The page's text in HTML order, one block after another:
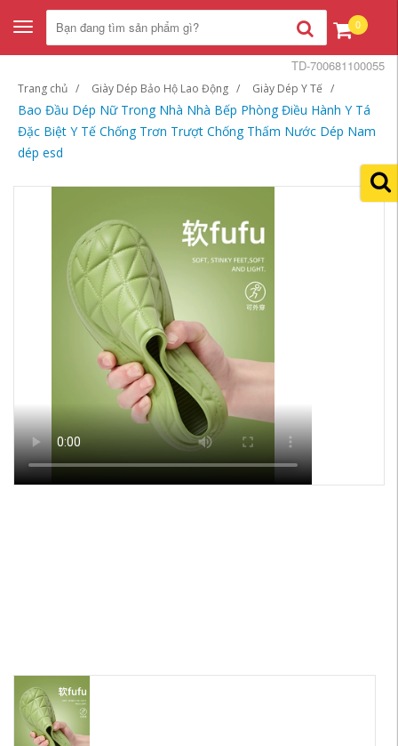
Toggle
navigation
0
Trang chủ Giày Dép Bảo Hộ Lao Động Giày Dép Y Tế
Bao Đầu Dép Nữ Trong Nhà Nhà Bếp Phòng Điều Hành Y Tá
Đặc Biệt Y Tế Chống Trơn Trượt Chống Thấm Nước Dép Nam
dép esd
TD-700681100055